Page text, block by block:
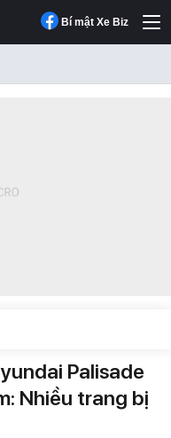
Bí mật Xe Biz
Palisade
Nhiều trang bị